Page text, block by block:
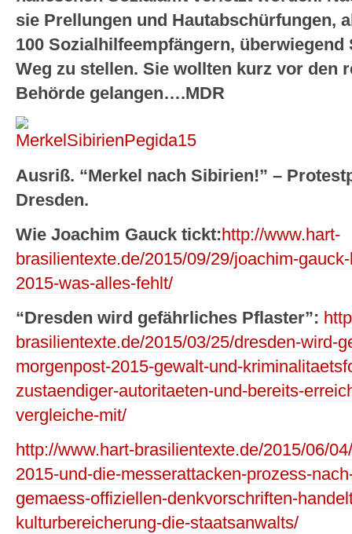
sie Prellungen und Hautabschürfungen,
100 Sozialhilfeempfängern,
Weg zu stellen. Sie wollten kurz vor den
Behörde gelangen….MDR
Ausriß. “Merkel nach Sibirien!” –
Dresden.
Wie Joachim Gauck tickt:http://www.hart-
brasilientexte.de/2015/09/29/joachim-
2015-was-alles-fehlt/
“Dresden wird gefährliches Pflaster”:
brasilientexte.de/2015/03/25/dresden-wird-
morgenpost-2015-gewalt-und-
zustaendiger-autoritaeten-und-bereits-
vergleiche-mit/
http://www.hart-brasilientexte.de/2015/06/
2015-und-die-messerattacken-prozess-
gemaess-offiziellen-denkvorschriften-
kulturbereicherung-die-staatsanwalts/